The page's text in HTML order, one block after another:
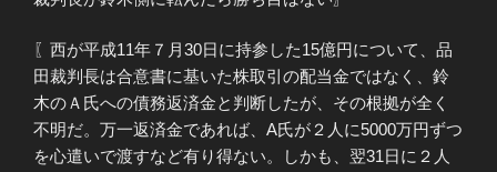
〖西が平成11年７月30日に持参した15億円について、品
田裁判長は合意書に基いた株取引の配当金ではなく、鈴
木のＡ氏への債務返済金と判断したが、その根拠が全く
不明だ。万一返済金であれば、A氏が２人に5000万円ずつ
を心遣いで渡すなど有り得ない。しかも、翌31日に２人